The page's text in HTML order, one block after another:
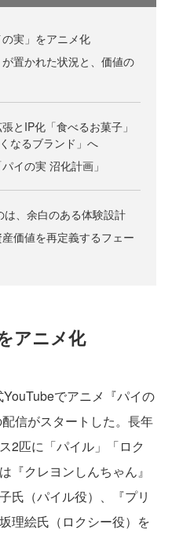
実」をアニメ化
が置かれた状況と、価値の
とIP化「食べるお菓子」
なるブランド」へ
イの実 沼化計画」
は、余白のある体験設計
価値を再定義するフェー
アニメ化
でアニメ『パイの
信がスタートした。長年
2匹に「パイル」「ロク
『クレヨンしんちゃん』
氏（パイル役）、『プリ
理絵氏（ロクシー役）を